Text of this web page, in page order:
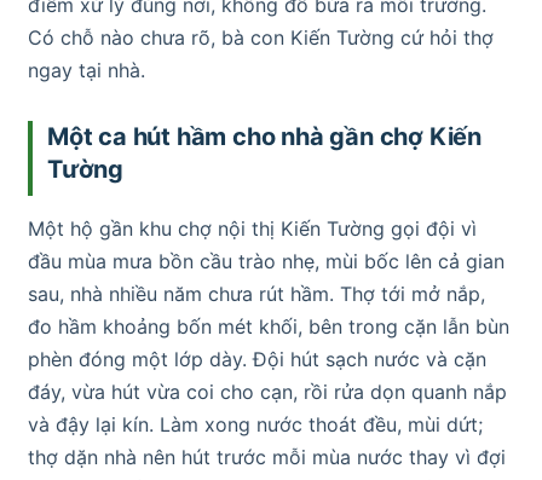
điểm xử lý đúng nơi, không đổ bừa ra môi trường.
Có chỗ nào chưa rõ, bà con Kiến Tường cứ hỏi thợ
ngay tại nhà.
Một ca hút hầm cho nhà gần chợ Kiến
Tường
Một hộ gần khu chợ nội thị Kiến Tường gọi đội vì
đầu mùa mưa bồn cầu trào nhẹ, mùi bốc lên cả gian
sau, nhà nhiều năm chưa rút hầm. Thợ tới mở nắp,
đo hầm khoảng bốn mét khối, bên trong cặn lẫn bùn
phèn đóng một lớp dày. Đội hút sạch nước và cặn
đáy, vừa hút vừa coi cho cạn, rồi rửa dọn quanh nắp
và đậy lại kín. Làm xong nước thoát đều, mùi dứt;
thợ dặn nhà nên hút trước mỗi mùa nước thay vì đợi